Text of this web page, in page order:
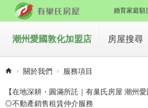
婚育家庭額
年收、年齡
潮州愛國敦化加盟店 房屋搜尋
關於我們 服務項目
【在地深耕・圓滿所託｜有巢氏房屋 潮州愛
◎不動產銷售租賃仲介服務